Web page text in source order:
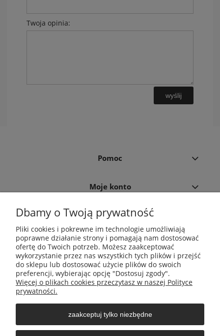
Twoja opinia:
wyślij
Pomoc
Moje konto
Płatności i dostawa
Informacje
O nas
Środki do zwalczania szkodników Aga Pułapki | Wacława
Dbamy o Twoją prywatność
Pliki cookies i pokrewne im technologie umożliwiają
poprawne działanie strony i pomagają nam dostosować
ofertę do Twoich potrzeb. Możesz zaakceptować
wykorzystanie przez nas wszystkich tych plików i przejść
do sklepu lub dostosować użycie plików do swoich
preferencji, wybierając opcję "Dostosuj zgody".
Więcej o plikach cookies przeczytasz w naszej Polityce
prywatności.
zaakceptuj tylko niezbędne